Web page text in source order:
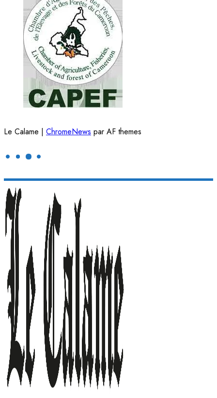
Le Calame | ChromeNews par AF themes